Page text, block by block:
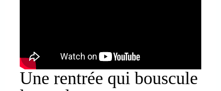
Une rentrée qui bouscule